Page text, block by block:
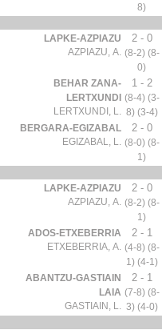
8)
LAPKE-AZPIAZU
AZPIAZU, A.
2 - 0
(8-2) (8-
0)
BEHAR ZANA-
LERTXUNDI
LERTXUNDI, L.
1 - 2
(8-4) (3-
8) (3-4)
BERGARA-EGIZABAL
EGIZABAL, L.
2 - 0
(8-0) (8-
1)
LAPKE-AZPIAZU
AZPIAZU, A.
2 - 0
(8-2) (8-
1)
ADOS-ETXEBERRIA
ETXEBERRIA, A.
2 - 1
(4-8) (8-
1) (4-1)
ABANTZU-GASTIAIN
LAIA
GASTIAIN, L.
2 - 1
(7-8) (8-
3) (4-0)